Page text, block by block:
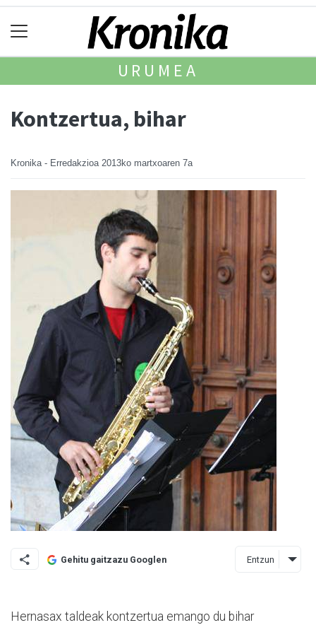
URUMEA
Kontzertua, bihar
Kronika - Erredakzioa 2013ko martxoaren 7a
Gehitu gaitzazu Googlen Entzun
Hernasax taldeak kontzertua emango du bihar